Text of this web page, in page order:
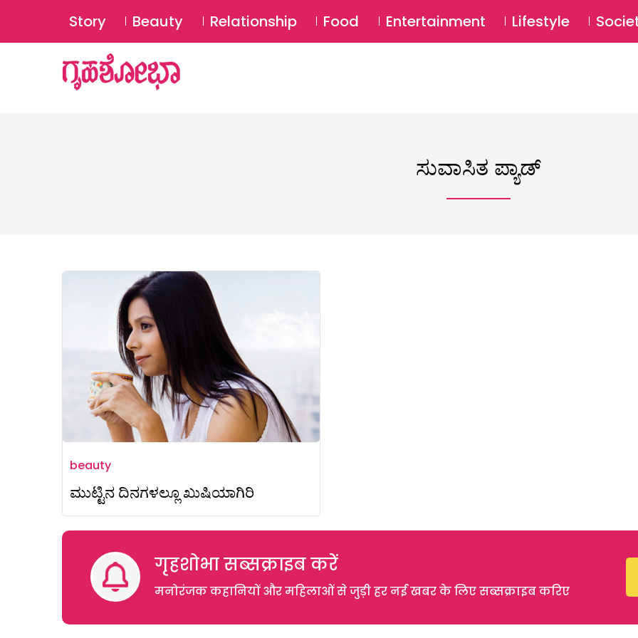
Story Beauty Relationship Food Entertainment Lifestyle
ಸುವಾಸಿತ ಪ್ಯಾಡ್
beauty
ಮುಟ್ಟಿನ ದಿನಗಳಲ್ಲೂ ಖುಷಿಯಾಗಿರಿ
गृहशोभा सब्सक्राइब करें
मनोरंजक कहानियों और महिलाओं से जुड़ी हर नई खबर के लिए सब्सक्राइब करिए